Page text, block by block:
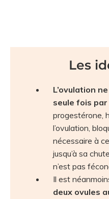
Les
L’ovulation
seule fois
progestérone,
l’ovulation,
nécessaire à
jusqu’à sa
n’est pas
Il est
deux ovules